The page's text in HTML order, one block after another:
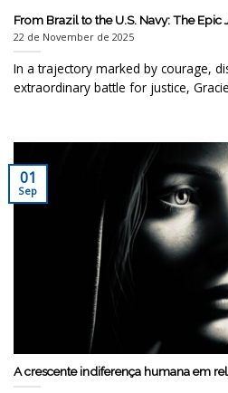
From Brazil to the U.S. Navy: The Epic
22 de November de 2025
In a trajectory marked by courage,
extraordinary battle for justice,
A crescente indiferença humana em
01
Sep